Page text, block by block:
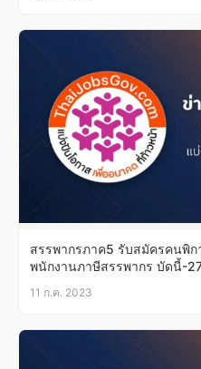
สรรพากรภาค5 รับสมัครคนพิ
พนักงานภาษีสรรพากร บัดนี้-
11 ก.ค. 2023